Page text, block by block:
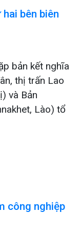
bên biên
bản kết nghĩa
thị trấn Lao
và Bản
Lào) tổ
công nghiệp